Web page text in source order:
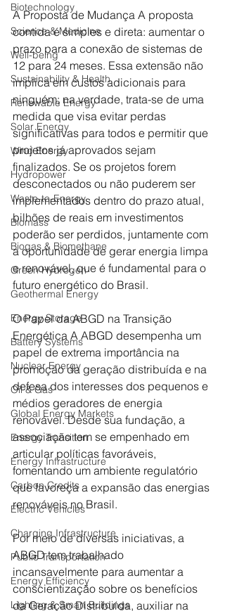
Biotechnology
Science & Medicine
Well-being
Sustainability & Health
Renewable Energy
Solar Energy
Wind Energy
Hydropower
Waste-to-Energy
Biomass
Biogas & Biomethane
Green Hydrogen
Geothermal Energy
Energy Storage
Battery Systems
Nuclear Energy
Oil & Gas
Global Energy Markets
Energy Transition
Energy Infrastructure
Carbon Credits
Electric Vehicles
Charging Infrastructure
Public Transportation
Energy Efficiency
Lighting & Smart Buildings
A Proposta de Mudança A proposta
contida é simples e direta: aumentar o
prazo para a conexão de sistemas de
12 para 24 meses. Essa extensão não
implica em custos adicionais para
ninguém; na verdade, trata-se de uma
medida que visa evitar perdas
significativas para todos e permitir que
projetos já aprovados sejam
finalizados. Se os projetos forem
desconectados ou não puderem ser
implementados dentro do prazo atual,
bilhões de reais em investimentos
poderão ser perdidos, juntamente com
a oportunidade de gerar energia limpa
e renovável, que é fundamental para o
futuro energético do Brasil.
O Papel da ABGD na Transição
Energética A ABGD desempenha um
papel de extrema importância na
promoção da geração distribuída e na
defesa dos interesses dos pequenos e
médios geradores de energia
renovável. Desde sua fundação, a
associação tem se empenhado em
articular políticas favoráveis,
fomentando um ambiente regulatório
que favoreça a expansão das energias
renováveis no Brasil.
Por meio de diversas iniciativas, a
ABGD tem trabalhado
incansavelmente para aumentar a
conscientização sobre os benefícios
da Geração Distribuída, auxiliar na